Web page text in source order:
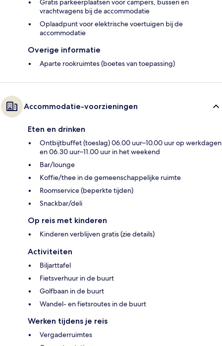
Gratis parkeerplaatsen voor campers, bussen en
vrachtwagens bij de accommodatie
Oplaadpunt voor elektrische voertuigen bij de
accommodatie
Overige informatie
Aparte rookruimtes (boetes van toepassing)
Accommodatie-voorzieningen
Eten en drinken
Ontbijtbuffet (toeslag) 06.00 uur–10.00 uur op werkdagen
en 06.30 uur–11.00 uur in het weekend
Bar/lounge
Koffie/thee in de gemeenschappelijke ruimte
Roomservice (beperkte tijden)
Snackbar/deli
Op reis met kinderen
Kinderen verblijven gratis (zie details)
Activiteiten
Biljarttafel
Fietsverhuur in de buurt
Golfbaan in de buurt
Wandel- en fietsroutes in de buurt
Werken tijdens je reis
Vergaderruimtes